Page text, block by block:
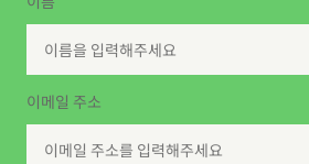
이메일 주소